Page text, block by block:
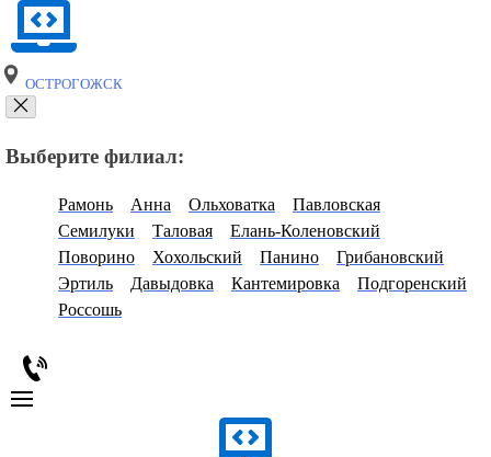
ОСТРОГОЖСК
Выберите филиал:
Рамонь Анна Ольховатка
Павловская
Семилуки
Таловая
Елань-Коленовский
Поворино
Хохольский Панино
Грибановский
Эртиль
Давыдовка Кантемировка
Подгоренский
Россошь